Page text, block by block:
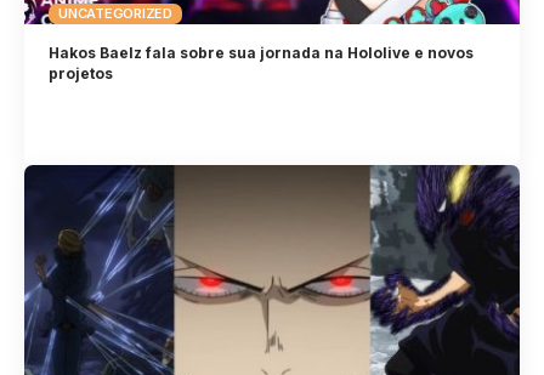
UNCATEGORIZED
Hakos Baelz fala sobre sua jornada na Hololive e novos
projetos